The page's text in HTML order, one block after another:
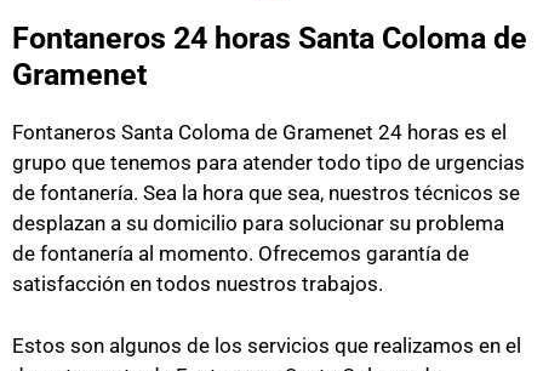
Fontaneros 24 horas Santa Coloma de
Gramenet
Fontaneros Santa Coloma de Gramenet 24 horas es el
grupo que tenemos para atender todo tipo de urgencias
de fontanería. Sea la hora que sea, nuestros técnicos se
desplazan a su domicilio para solucionar su problema
de fontanería al momento. Ofrecemos garantía de
satisfacción en todos nuestros trabajos.
Estos son algunos de los servicios que realizamos en el